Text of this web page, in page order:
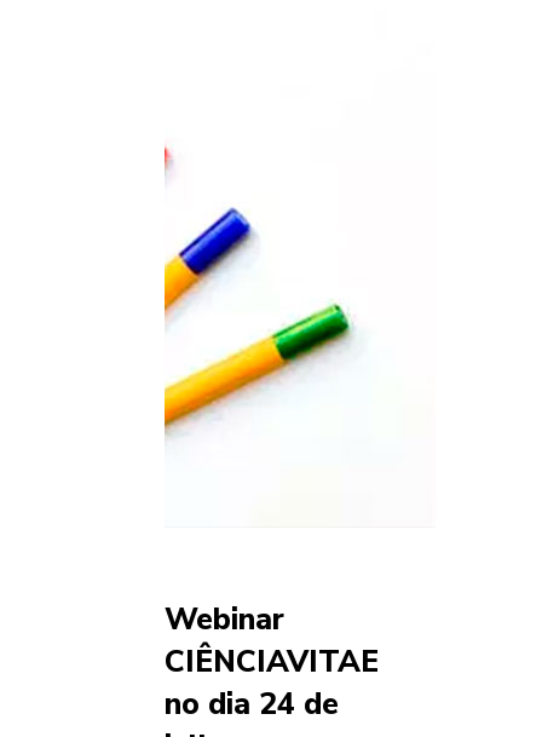
Webinar
CIÊNCIAVITAE
no dia 24 de